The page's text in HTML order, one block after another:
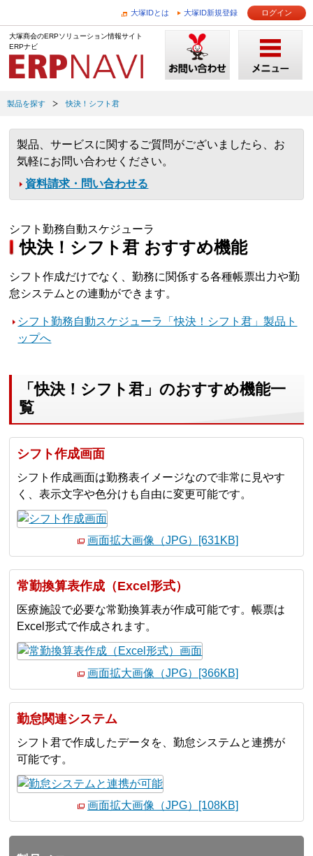
大塚IDとは 大塚ID新規登録 ログイン
大塚商会のERPソリューション情報サイト
ERPナビ
製品を探す 快決！シフト君
製品、サービスに関するご質問がございましたら、お
気軽にお問い合わせください。
資料請求・問い合わせる
シフト勤務自動スケジューラ
快決！シフト君 おすすめ機能
シフト作成だけでなく、勤務に関係する各種帳票出力や勤
怠システムとの連動ができます。
シフト勤務自動スケジューラ「快決！シフト君」製品ト
ップへ
「快決！シフト君」のおすすめ機能一
覧
シフト作成画面
シフト作成画面は勤務表イメージなので非常に見やす
く、表示文字や色分けも自由に変更可能です。
画面拡大画像（JPG）[631KB]
常勤換算表作成（Excel形式）
医療施設で必要な常勤換算表が作成可能です。帳票は
Excel形式で作成されます。
画面拡大画像（JPG）[366KB]
勤怠関連システム
シフト君で作成したデータを、勤怠システムと連携が
可能です。
画面拡大画像（JPG）[108KB]